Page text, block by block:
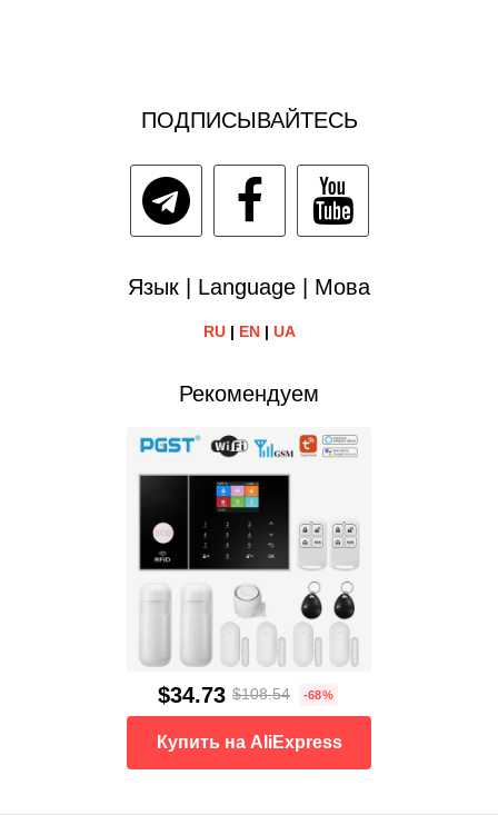
ПОДПИСЫВАЙТЕСЬ
Язык | Language | Мова
RU| EN| UA
Рекомендуем
$34.73 $108.54 -68%
Купить на AliExpress